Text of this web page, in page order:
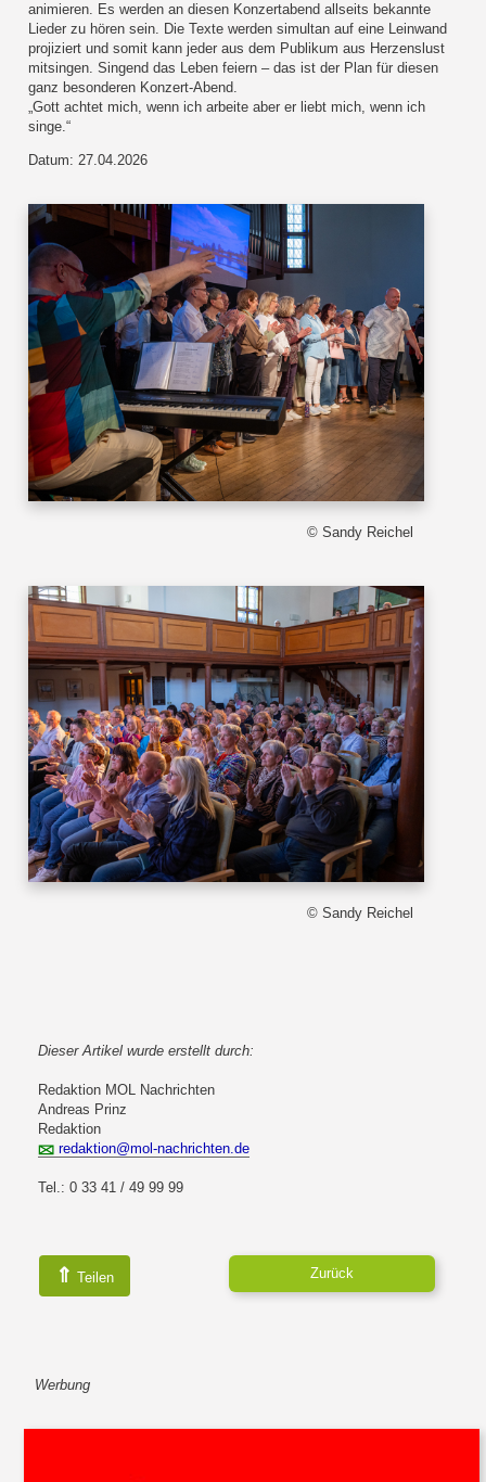
animieren. Es werden an diesen Konzertabend allseits bekannte
Lieder zu hören sein. Die Texte werden simultan auf eine Leinwand
projiziert und somit kann jeder aus dem Publikum aus Herzenslust
mitsingen. Singend das Leben feiern – das ist der Plan für diesen
ganz besonderen Konzert-Abend.
„Gott achtet mich, wenn ich arbeite aber er liebt mich, wenn ich
singe.“
Datum: 27.04.2026
© Sandy Reichel
© Sandy Reichel
Dieser Artikel wurde erstellt durch:
Redaktion MOL Nachrichten
Andreas Prinz
Redaktion
redaktion@mol-nachrichten.de
Tel.: 0 33 41 / 49 99 99
⇑ Teilen Zurück
Werbung